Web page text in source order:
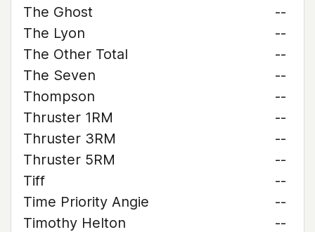
The Ghost
--
The Lyon
--
The Other Total
--
The Seven
--
Thompson
--
Thruster 1RM
--
Thruster 3RM
--
Thruster 5RM
--
Tiff
--
Time Priority Angie
--
Timothy Helton
--